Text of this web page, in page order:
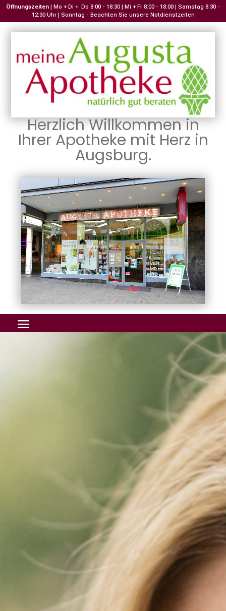
Öffnungszeiten | Mo + Di + Do 8:00 - 18:30 | Mi + Fr 8:00 - 18:00 | Samstag 8:30 -
12:30 Uhr | Sonntag - Beachten Sie unsere Notdienstzeiten
Herzlich Willkommen in
Ihrer Apotheke mit Herz in
Augsburg.